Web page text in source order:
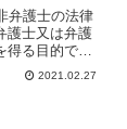
弁護士の法律
護士又は弁護
る目的で訴
請求、異議申
に対する不服
2021.02.27